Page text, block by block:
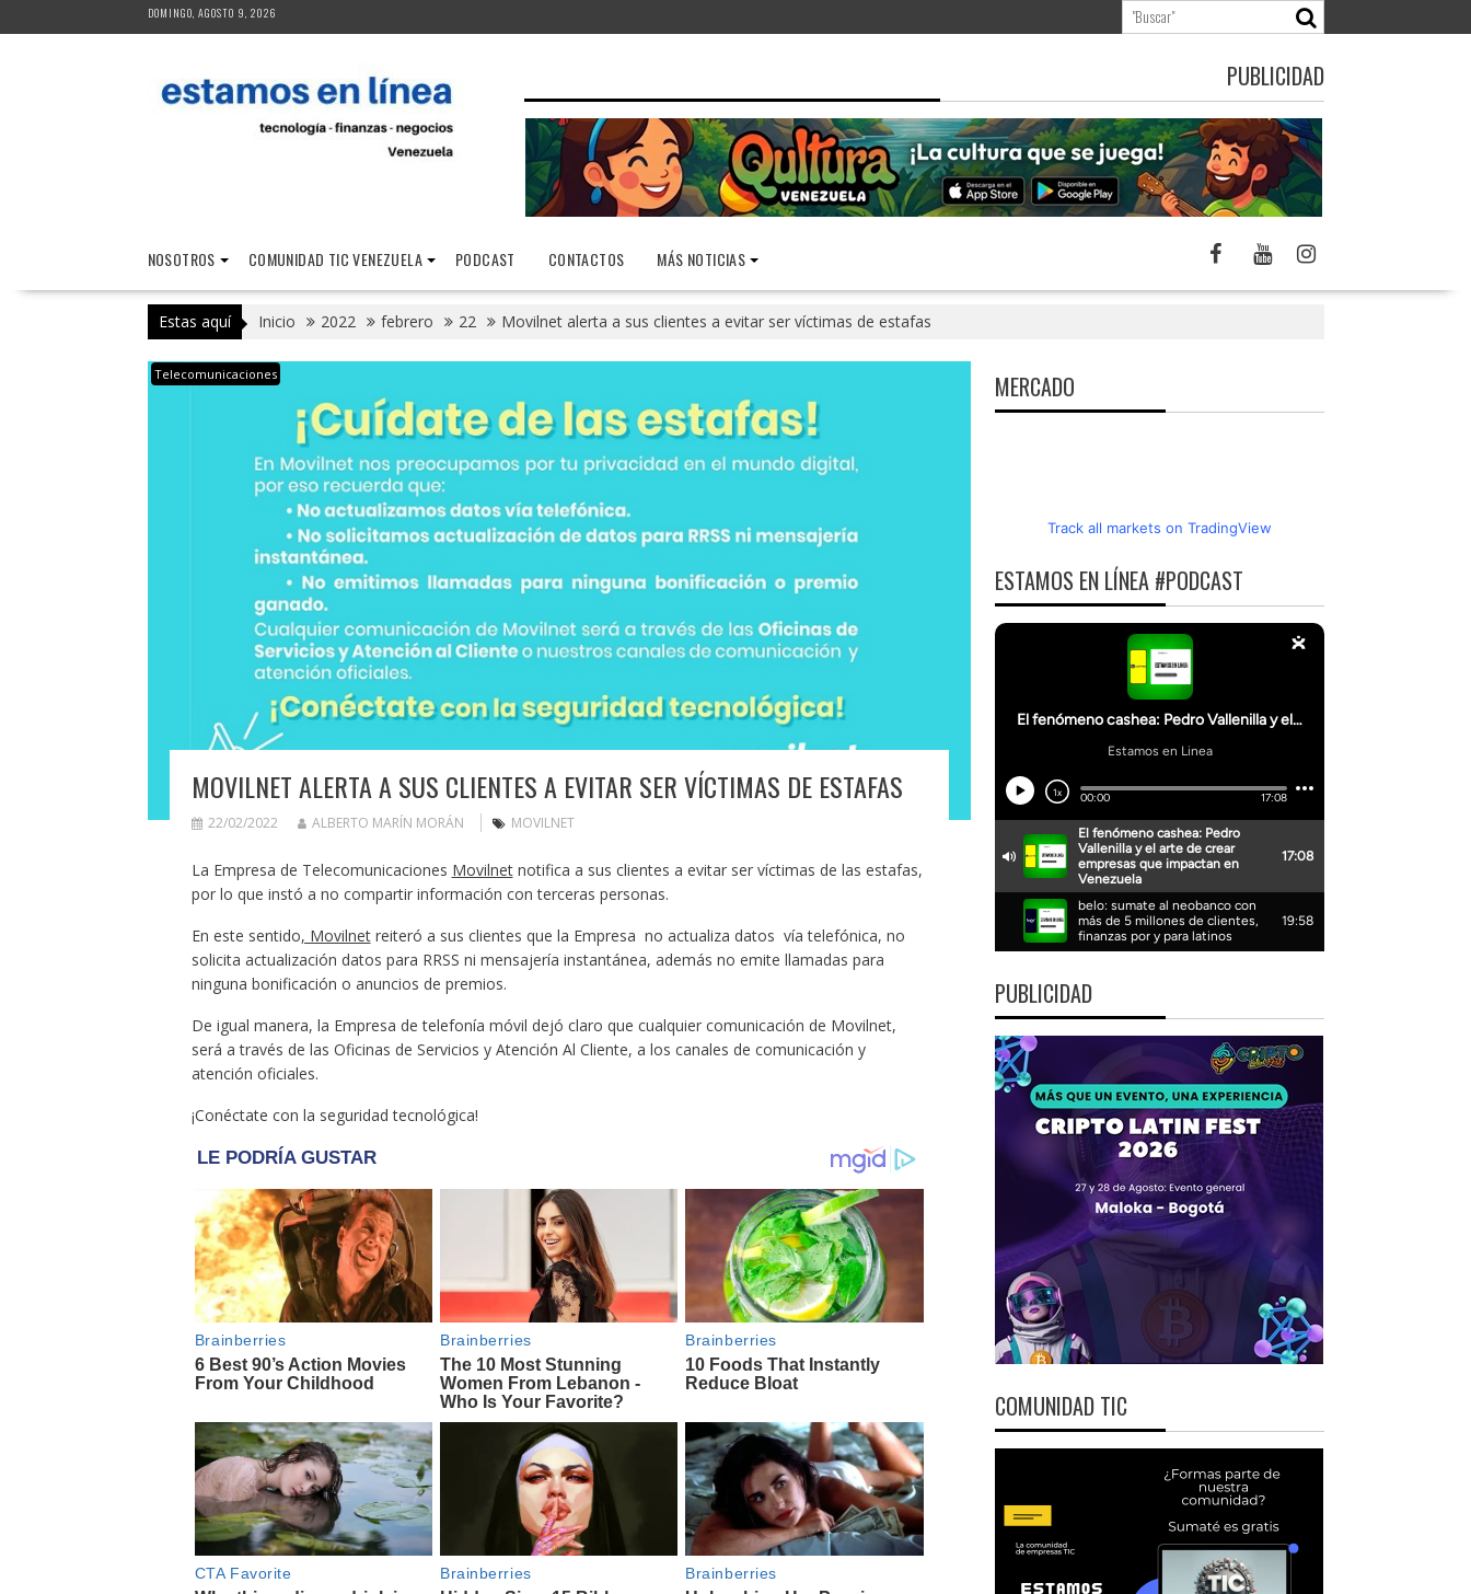
al
DOMINGO, AGOSTO 9, 2026
PUBLICIDAD
NOSOTROS COMUNIDAD TIC VENEZUELA PODCAST CONTACTOS MÁS NOTICIAS
Estas aquí Inicio 2022 febrero 22 Movilnet alerta a sus clientes a evitar ser víctimas de estafas
Telecomunicaciones
MOVILNET ALERTA A SUS CLIENTES A EVITAR SER VÍCTIMAS DE ESTAFAS
22/02/2022 ALBERTO MARÍN MORÁN MOVILNET
La Empresa de Telecomunicaciones Movilnetnotifica a sus clientes a evitar ser víctimas de las estafas,
por lo que instó a no compartir información con terceras personas.
En este sentido, Movilnetreiteró a sus clientes que la Empresa no actualiza datos vía telefónica, no
solicita actualización datos para RRSS ni mensajería instantánea, además no emite llamadas para
ninguna bonificación o anuncios de premios.
De igual manera, la Empresa de telefonía móvil dejó claro que cualquier comunicación de Movilnet,
será a través de las Oficinas de Servicios y Atención Al Cliente, a los canales de comunicación y
atención oficiales.
¡Conéctate con la seguridad tecnológica!
MERCADO
Track all markets on TradingView
ESTAMOS EN LÍNEA #PODCAST
PUBLICIDAD
COMUNIDAD TIC